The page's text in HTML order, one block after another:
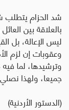
شد الحزام يتطلب
بالعلاقة بين
ليس الإعالة، بل
وعقوبات إن لزم
وترشيدها، لما
جميعا، ولهذا نصلي
(الدستور الأردنية)